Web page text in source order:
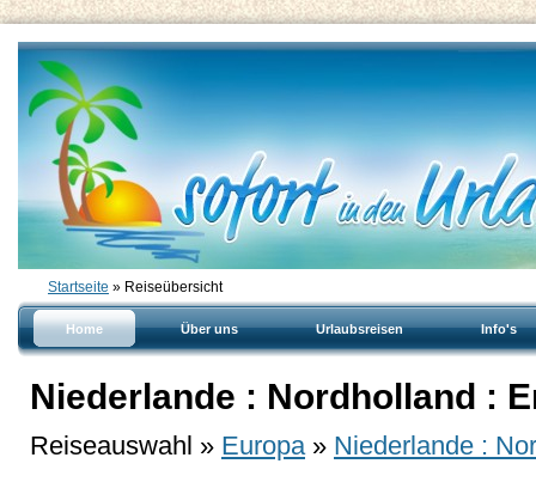
Startseite » Reiseübersicht
Home Über uns Urlaubsreisen Info's
Niederlande : Nordholland :
Reiseauswahl » Europa » Niederlande :